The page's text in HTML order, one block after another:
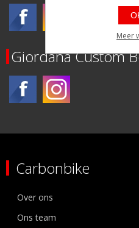
Giordana Custom
Carbonbike
Over ons
Ons team
Meer